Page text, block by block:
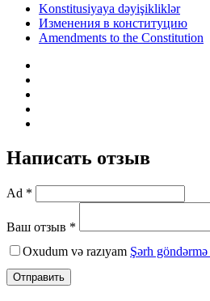
Konstitusiyaya dəyişikliklər
Изменения в конституцию
Amendments to the Constitution
Написать отзыв
Ad *
Ваш отзыв *
Oxudum və razıyam Şərh göndərmə
Отправить